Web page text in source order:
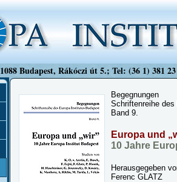
1088 Budapest, Rákóczi út 5.; Tel: (36 1) 381
Begegnungen
Schriftenreihe
Band 9.
Europa und
10 Jahre
Herausgegeben
Ferenc GLATZ